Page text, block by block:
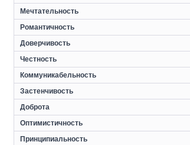
Мечтательность
Романтичность
Доверчивость
Честность
Коммуникабельность
Застенчивость
Доброта
Оптимистичность
Принципиальность